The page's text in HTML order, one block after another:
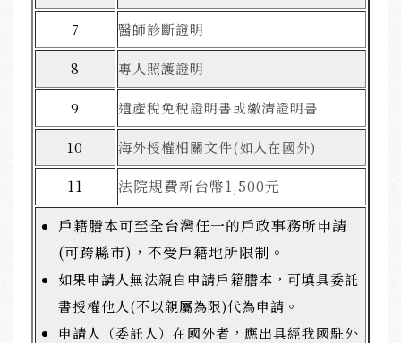
7 醫師診斷證明
8 專人照護證明
9 遺產稅免稅證明書或繳清證明書
10 海外授權相關文件(如人在國外)
11
法院規費新台幣1,500元
戶籍謄本可至全台灣任一的戶政事務所申請
(可跨縣市)，不受戶籍地所限制。
如果申請人無法親自申請戶籍謄本，可填具委託
書授權他人(不以親屬為限)代為申請。
申請人（委託人）在國外者，應出具經我國駐外